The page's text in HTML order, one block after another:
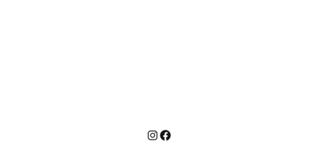
Instagram
Facebook